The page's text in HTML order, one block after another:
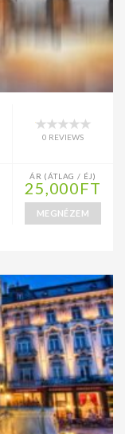
0 REVIEWS
ÁR (ÁTLAG / ÉJ)
25,000FT
MEGNÉZEM